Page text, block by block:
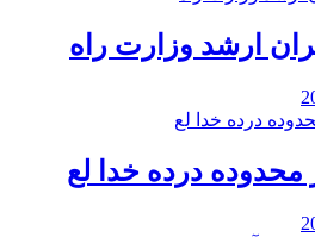
ارشد وزارت راه
درده خدا لع